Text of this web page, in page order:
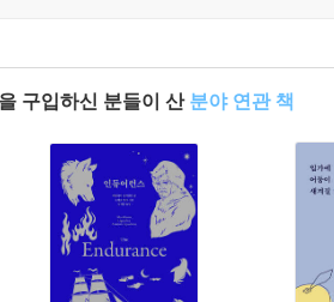
구입하신 분들이 산 분야 연관 책